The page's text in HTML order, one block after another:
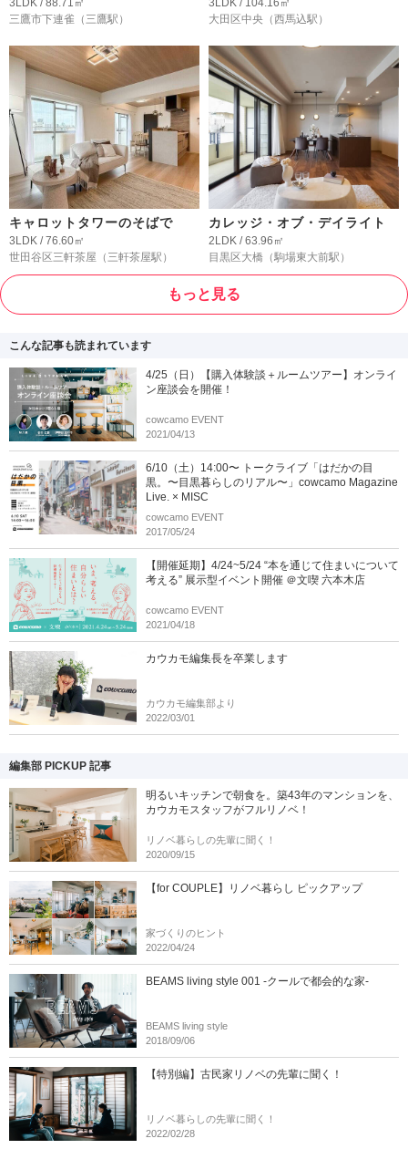
3LDK / 88.71㎡
三鷹市下連雀 （三鷹駅）
3LDK / 104.16㎡
大田区中央 （西馬込駅）
キャロットタワーのそばで
3LDK / 76.60㎡
世田谷区三軒茶屋 （三軒茶屋駅）
カレッジ・オブ・デイライト
2LDK / 63.96㎡
目黒区大橋 （駒場東大前駅）
もっと見る
こんな記事も読まれています
4/25（日）【購入体験談＋ルームツアー】オンライ
ン座談会を開催！
cowcamo EVENT
2021/04/13
6/10（土）14:00〜 トークライブ「はだかの目
黒。〜目黒暮らしのリアル〜」cowcamo Magazine
Live. × MISC
cowcamo EVENT
2017/05/24
【開催延期】4/24~5/24 “本を通じて住まいについて
考える” 展示型イベント開催 ＠文喫 六本木店
cowcamo EVENT
2021/04/18
カウカモ編集長を卒業します
カウカモ編集部より
2022/03/01
編集部 PICKUP 記事
明るいキッチンで朝食を。築43年のマンションを、
カウカモスタッフがフルリノベ！
リノベ暮らしの先輩に聞く！
2020/09/15
【for COUPLE】リノベ暮らし ピックアップ
家づくりのヒント
2022/04/24
BEAMS living style 001 -クールで都会的な家-
BEAMS living style
2018/09/06
【特別編】古民家リノベの先輩に聞く！
リノベ暮らしの先輩に聞く！
2022/02/28